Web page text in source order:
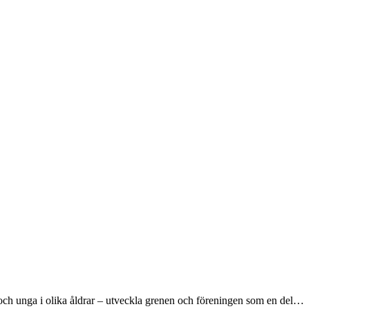
unga i olika åldrar – utveckla grenen och föreningen som en del…